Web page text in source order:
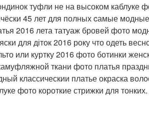
туфли не на высоком каблуке
45 лет для полных cамые
2016 лета татуаж бровей фото
для діток 2016 року что одеть
или куртку 2016 фото ботинки
ткани фото платья
классическии платье окраска
фото короткие стрижки для тонких.